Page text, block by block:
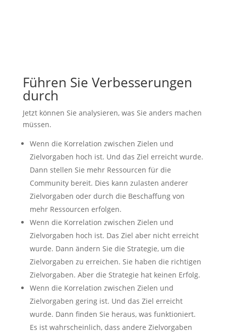
Führen Sie Verbesserungen
durch
Jetzt können Sie analysieren, was Sie anders machen
müssen.
Wenn die Korrelation zwischen Zielen und
Zielvorgaben hoch ist. Und das Ziel erreicht wurde.
Dann stellen Sie mehr Ressourcen für die
Community bereit. Dies kann zulasten anderer
Zielvorgaben oder durch die Beschaffung von
mehr Ressourcen erfolgen.
Wenn die Korrelation zwischen Zielen und
Zielvorgaben hoch ist. Das Ziel aber nicht erreicht
wurde. Dann ändern Sie die Strategie, um die
Zielvorgaben zu erreichen. Sie haben die richtigen
Zielvorgaben. Aber die Strategie hat keinen Erfolg.
Wenn die Korrelation zwischen Zielen und
Zielvorgaben gering ist. Und das Ziel erreicht
wurde. Dann finden Sie heraus, was funktioniert.
Es ist wahrscheinlich, dass andere Zielvorgaben